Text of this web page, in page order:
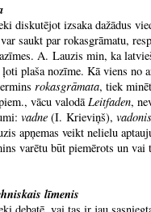
diskutējot izsaka dažādus
saukt par rokasgrāmatu,
A. Lauzis min, ka
plaša nozīme. Kā viens no
rokasgrāmata, tiek
vācu valodāLeitfaden,
vadne (I. Krieviņš), vadonis
apņemas veikt nelielu
varētu būt piemērots un vai
līmenis